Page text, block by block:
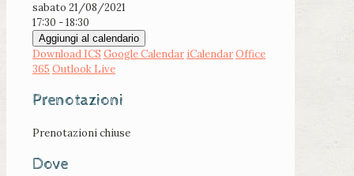
sabato 21/08/2021
17:30 - 18:30
Aggiungi al calendario
Download ICS Google Calendar iCalendarOffice
365 Outlook Live
Prenotazioni
Prenotazioni chiuse
Dove